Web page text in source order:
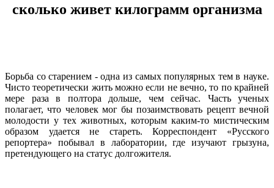
сколько живет килограмм организма
Борьба со старением - одна из самых популярных тем в науке.
Чисто теоретически жить можно если не вечно, то по крайней
мере раза в полтора дольше, чем сейчас. Часть ученых
полагает, что человек мог бы позаимствовать рецепт вечной
молодости у тех животных, которым каким-то мистическим
образом удается не стареть. Корреспондент «Русского
репортера» побывал в лаборатории, где изучают грызуна,
претендующего на статус долгожителя.